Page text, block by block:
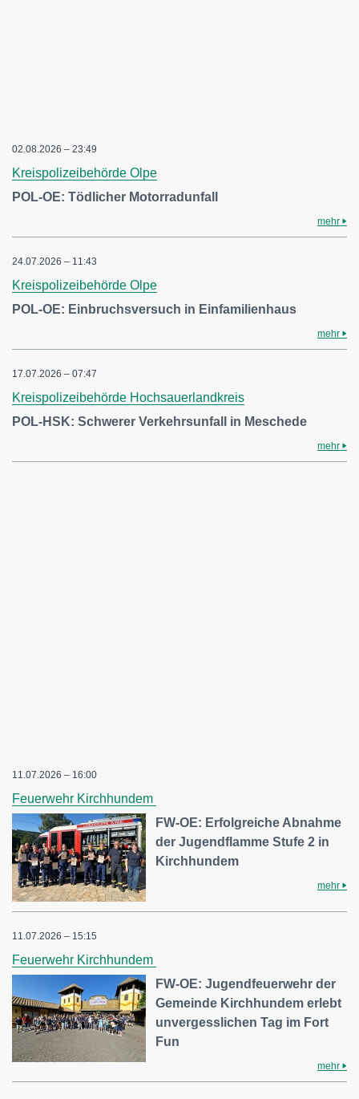
02.08.2026 – 23:49
Kreispolizeibehörde Olpe
POL-OE: Tödlicher Motorradunfall
mehr
24.07.2026 – 11:43
Kreispolizeibehörde Olpe
POL-OE: Einbruchsversuch in Einfamilienhaus
mehr
17.07.2026 – 07:47
Kreispolizeibehörde Hochsauerlandkreis
POL-HSK: Schwerer Verkehrsunfall in Meschede
mehr
11.07.2026 – 16:00
Feuerwehr Kirchhundem
FW-OE: Erfolgreiche Abnahme
der Jugendflamme Stufe 2 in
Kirchhundem
mehr
11.07.2026 – 15:15
Feuerwehr Kirchhundem
FW-OE: Jugendfeuerwehr der
Gemeinde Kirchhundem erlebt
unvergesslichen Tag im Fort
Fun
mehr